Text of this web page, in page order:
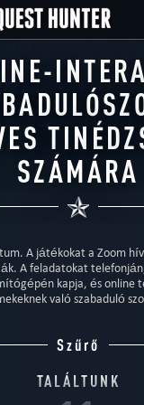
SZÁMÁRA
A játékokat a Zoom
A feladatokat
kapja, és online
való szabaduló
Szűrő
TALÁLTUNK